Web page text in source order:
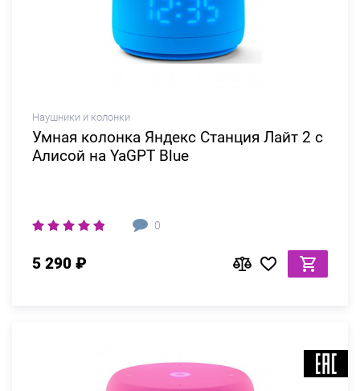
Наушники и колонки
Умная колонка Яндекс Станция Лайт 2 c
Алисой на YaGPT Blue
0
5 290 ₽